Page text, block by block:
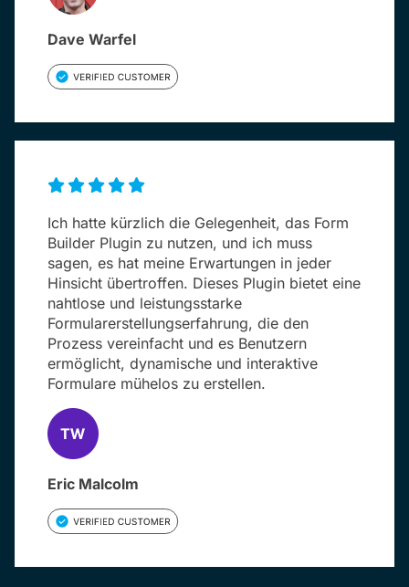
Dave Warfel
Ich hatte kürzlich die Gelegenheit, das Form
Builder Plugin zu nutzen, und ich muss
sagen, es hat meine Erwartungen in jeder
Hinsicht übertroffen. Dieses Plugin bietet eine
nahtlose und leistungsstarke
Formularerstellungserfahrung, die den
Prozess vereinfacht und es Benutzern
ermöglicht, dynamische und interaktive
Formulare mühelos zu erstellen.
Eric Malcolm